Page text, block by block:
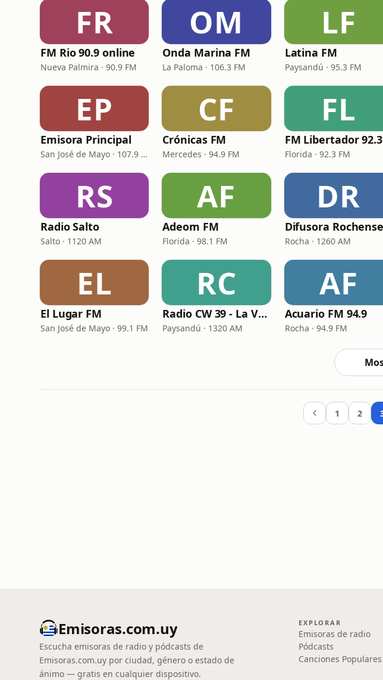
FR
FM Rio 90.9 online
Nueva Palmira · 90.9 FM
OM
Onda Marina FM
La Paloma · 106.3 FM
LF
Latina FM
Paysandú · 95.3 FM
EP
Emisora Principal
San José de Mayo · 107.9 FM
CF
Crónicas FM
Mercedes · 94.9 FM
FL
FM Libertador 92.3
Florida · 92.3 FM
RS
Radio Salto
Salto · 1120 AM
AF
Adeom FM
Florida · 98.1 FM
DR
Difusora Rochense
Rocha · 1260 AM
EL
El Lugar FM
San José de Mayo · 99.1 FM
RC
Radio CW 39 - La Voz de Paysandú
Paysandú · 1320 AM
AF
Acuario FM 94.9
Rocha · 94.9 FM
1 2
Emisoras.com.uy
Escucha emisoras de radio y pódcasts de
Emisoras.com.uy por ciudad, género o estado de
ánimo — gratis en cualquier dispositivo.
EXPLORAR
Emisoras de radio
Pódcasts
Canciones Populares